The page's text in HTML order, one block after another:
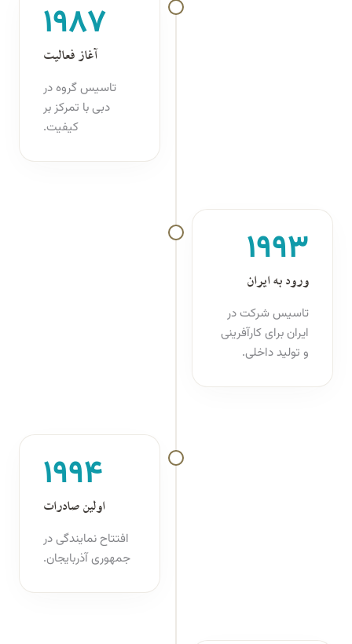
۱۹۸۷
آغاز فعالیت
تاسیس گروه در
دبی با تمرکز بر
کیفیت.
۱۹۹۳
ورود به ایران
تاسیس شرکت در
ایران برای کارآفرینی
و تولید داخلی.
۱۹۹۴
اولین صادرات
افتتاح نمایندگی در
جمهوری آذربایجان.